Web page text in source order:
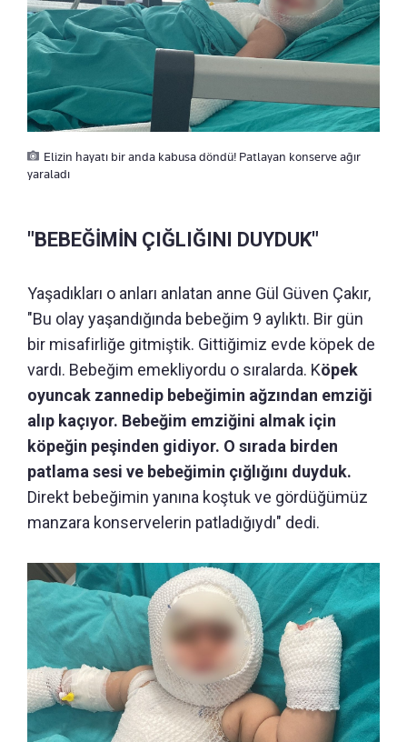
Elizin hayatı bir anda kabusa döndü! Patlayan konserve ağır
yaraladı
"BEBEĞİMİN ÇIĞLIĞINI DUYDUK"
Yaşadıkları o anları anlatan anne Gül Güven Çakır,
"Bu olay yaşandığında bebeğim 9 aylıktı. Bir gün
bir misafirliğe gitmiştik. Gittiğimiz evde köpek de
vardı. Bebeğim emekliyordu o sıralarda. Köpek
oyuncak zannedip bebeğimin ağzından emziği
alıp kaçıyor. Bebeğim emziğini almak için
köpeğin peşinden gidiyor. O sırada birden
patlama sesi ve bebeğimin çığlığını duyduk.
Direkt bebeğimin yanına koştuk ve gördüğümüz
manzara konservelerin patladığıydı" dedi.